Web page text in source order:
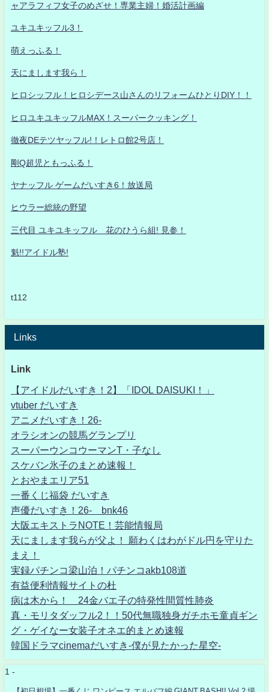
ャアラフィフ女子のめざせ！専業主婦！婚活計画編
ユキユキッフル3！
萌えっふる！
天にまします我ら！
ヒロシッフル！ヒロシデース山さんのリフォームひとりDIY！！
ヒロユキユキッフルMAX！スーパークッキング！
徹夜DEテツヤッフル!！レトロ館2号店！
剛Q超児ともっふる！
ヤナッフル ゲームだいすき6！放送局
ヒウラー総統の野望
三代目 ユキユキッフル 花のひうら組! 見参！
魁!!アイドル塾!
t112
Links
Link
【アイドルだいすき！2】「IDOL DAISUKI！」
vtuber だいすき
アニメだいすき！26-
オラシオンの競馬グランプリ
スーパーウンコウーマンT・子なし
スケバン氷子のまとめ速報！
とおやまエリア51
一番くじ福袋 だいすき
声優だいすき！26- bnk46
大阪エキストラNOTE！芸能情報局
天にまします我らが父よ！ 願わくはわがドル円を守りた
まえ！
実録パチンコ梁山泊！パチンコakb108道
有益便利情報サイトの杜
病は木から！ 24金バエ子の特発性間質性肺炎
真・モリタダッフル2！！50代無職独身ガチホモ童貞ギン
グ・ゲイなー女装子オネエ的まとめ速報
韓国ドラマcinemaだいすき-僕が見たかった星空-
1 -